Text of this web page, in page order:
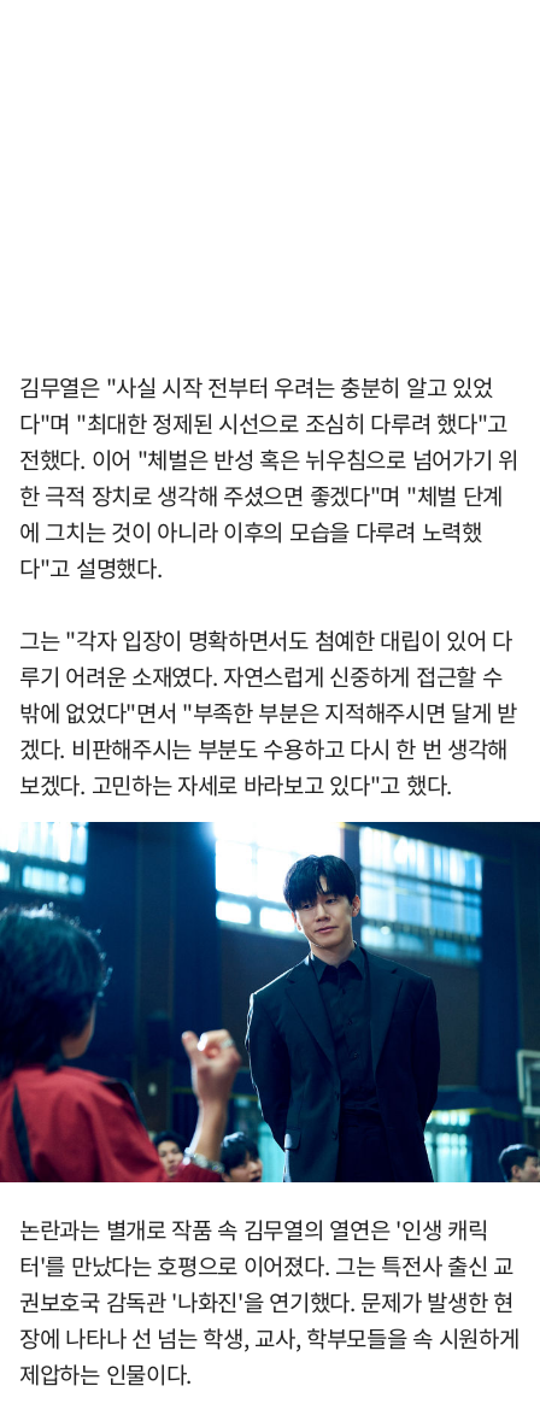
김무열은 "사실 시작 전부터 우려는 충분히 알고 있었
다"며 "최대한 정제된 시선으로 조심히 다루려 했다"고
전했다. 이어 "체벌은 반성 혹은 뉘우침으로 넘어가기 위
한 극적 장치로 생각해 주셨으면 좋겠다"며 "체벌 단계
에 그치는 것이 아니라 이후의 모습을 다루려 노력했
다"고 설명했다.
그는 "각자 입장이 명확하면서도 첨예한 대립이 있어 다
루기 어려운 소재였다. 자연스럽게 신중하게 접근할 수
밖에 없었다"면서 "부족한 부분은 지적해주시면 달게 받
겠다. 비판해주시는 부분도 수용하고 다시 한 번 생각해
보겠다. 고민하는 자세로 바라보고 있다"고 했다.
논란과는 별개로 작품 속 김무열의 열연은 '인생 캐릭
터'를 만났다는 호평으로 이어졌다. 그는 특전사 출신 교
권보호국 감독관 '나화진'을 연기했다. 문제가 발생한 현
장에 나타나 선 넘는 학생, 교사, 학부모들을 속 시원하게
제압하는 인물이다.